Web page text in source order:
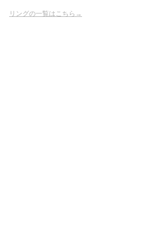
リングの一覧はこちら→